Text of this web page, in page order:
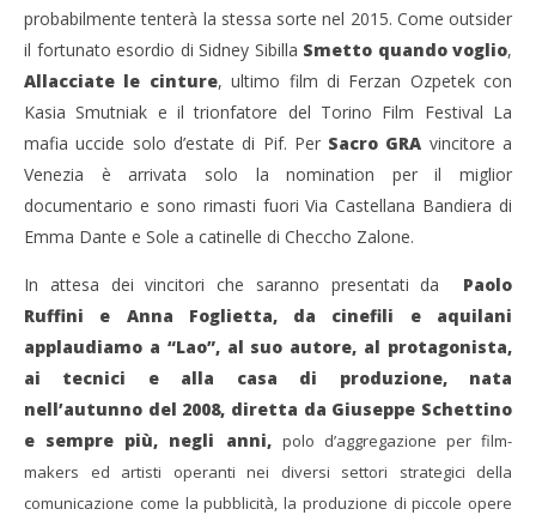
probabilmente tenterà la stessa sorte nel 2015. Come outsider
il fortunato esordio di Sidney Sibilla Smetto quando voglio,
Allacciate le cinture, ultimo film di Ferzan Ozpetek con
Kasia Smutniak e il trionfatore del Torino Film Festival La
mafia uccide solo d’estate di Pif. Per Sacro GRA vincitore a
Venezia è arrivata solo la nomination per il miglior
documentario e sono rimasti fuori Via Castellana Bandiera di
Emma Dante e Sole a catinelle di Checcho Zalone.
In attesa dei vincitori che saranno presentati da Paolo
Ruffini e Anna Foglietta, da cinefili e aquilani
applaudiamo a “Lao”, al suo autore, al protagonista,
ai tecnici e alla casa di produzione, nata
nell’autunno del 2008, diretta da Giuseppe Schettino
e sempre più, negli anni, polo d’aggregazione per film-
makers ed artisti operanti nei diversi settori strategici della
comunicazione come la pubblicità, la produzione di piccole opere